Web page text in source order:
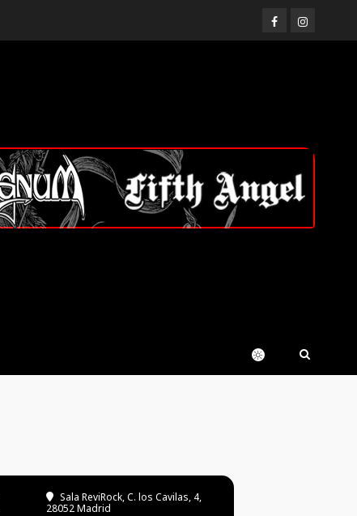
FacebookInstagram
Sala ReviRock, C. los Cavilas, 4,
28052 Madrid